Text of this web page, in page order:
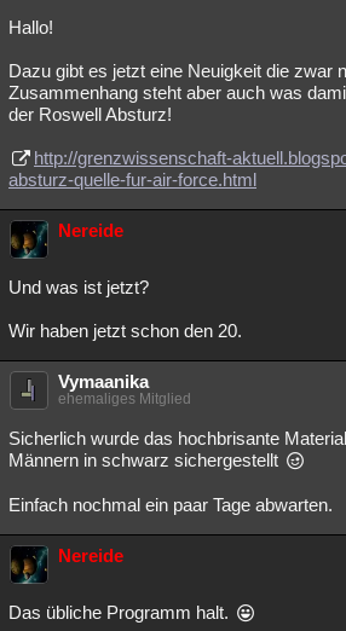
Hallo!
Dazu gibt es jetzt eine Neuigkeit die zwar
Zusammenhang steht aber auch was
der Roswell Absturz!
http://grenzwissenschaft-
absturz-quelle-fur-air-force.html
Nereide
Und was ist jetzt?
Wir haben jetzt schon den 20.
Vymaanika
ehemaliges Mitglied
Sicherlich wurde das hochbrisante
Männern in schwarz sichergestellt
Einfach nochmal ein paar Tage abwarten.
Nereide
Das übliche Programm halt.